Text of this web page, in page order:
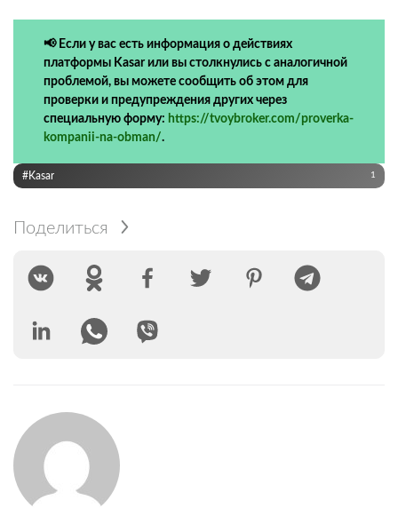
📢 Если у вас есть информация о действиях
платформы Kasar или вы столкнулись с аналогичной
проблемой, вы можете сообщить об этом для
проверки и предупреждения других через
специальную форму: https://tvoybroker.com/proverka-
kompanii-na-obman/.
#Kasar 1
Поделиться